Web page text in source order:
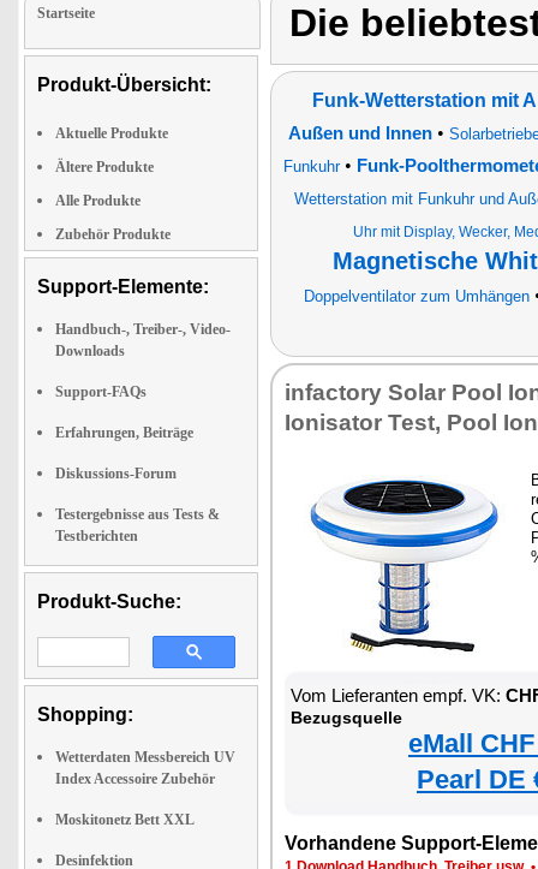
Startseite
Produkt-Übersicht:
Aktuelle Produkte
Ältere Produkte
Alle Produkte
Zubehör Produkte
Support-Elemente:
Handbuch-, Treiber-, Video-
Downloads
Support-FAQs
Erfahrungen, Beiträge
Diskussions-Forum
Testergebnisse aus Tests &
Testberichten
Produkt-Suche:
Shopping:
Wetterdaten Messbereich UV
Index Accessoire Zubehör
Moskitonetz Bett XXL
Desinfektion
Die
Funk-Wetterstation mit
Außen und Innen•
Funkuhr• Funk-
Wetterstation mit Funkuhr und
Uhr mit Display, Wecker,
Magnetische
Doppelventilator zum Umhängen
infactory Solar Pool
Ionisator Test, Pool
Vom Lieferanten empf. VK:
Bezugsquelle
eMall
Pearl DE
Vorhandene Support-